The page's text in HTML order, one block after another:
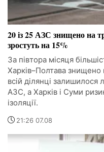
20 із 25 АЗС знищено на
зростуть на 15%
За півтора місяця
Харків–Полтава
всій ділянці
АЗС, а Харків і Суми
ізоляції.
21:26 07.08